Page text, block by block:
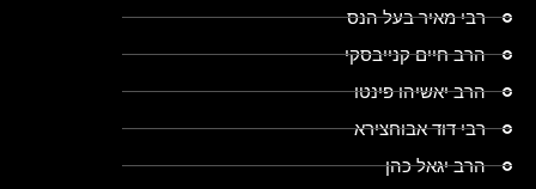
רבי מאיר בעל הנס
הרב חיים קנייבסקי
הרב יאשיהו פינטו
רבי דוד אבוחצירא
הרב יגאל כהן